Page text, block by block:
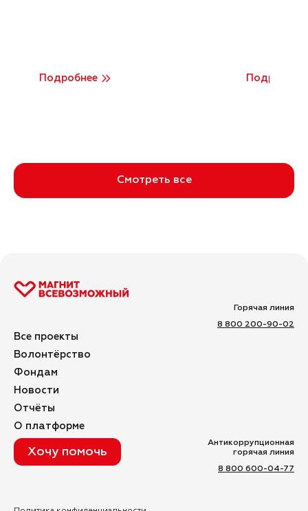
Смотреть все
Подробнее Подробнее
Все проекты
Волонтёрство
Фондам
Новости
Отчёты
О платформе
Хочу помочь
Горячая линия
8 800 200-90-02
Антикоррупционная
горячая линия
8 800 600-04-77